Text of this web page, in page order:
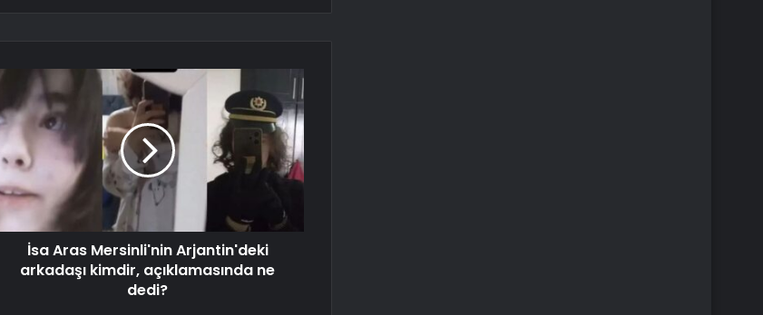
İsa Aras Mersinli'nin Arjantin'deki
arkadaşı kimdir, açıklamasında ne
dedi?